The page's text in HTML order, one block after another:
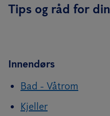
Tips og råd for
Innendørs
Bad - Våtrom
Kjeller